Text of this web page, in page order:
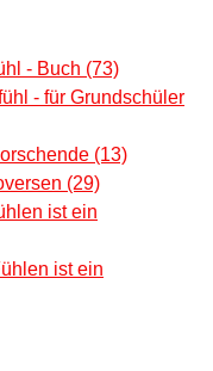
- Buch (73)
- für Grundschüler
(13)
(29)
ist ein
ist ein